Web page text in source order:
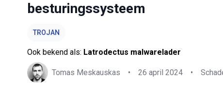
besturingssysteem
TROJAN
Ook bekend als: Latrodectus malwarelader
Tomas Meskauskas • 26 april 2024 •